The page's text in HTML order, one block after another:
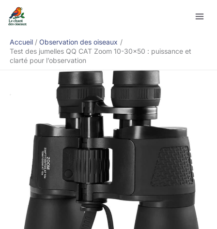
Accueil
Observation des oiseaux
Test des jumelles QQ CAT Zoom 10-30×50 : puissance et
clarté pour l’observation
Rechercher